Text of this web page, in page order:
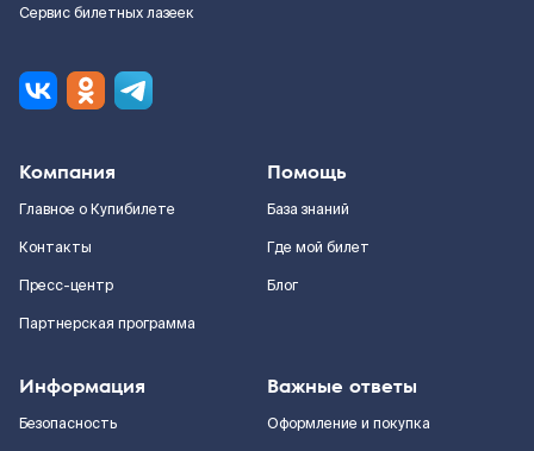
Сервис билетных лазеек
Компания
Главное о Купибилете
Контакты
Пресс-центр
Партнерская программа
Помощь
База знаний
Где мой билет
Блог
Информация
Безопасность
Важные ответы
Оформление и покупка